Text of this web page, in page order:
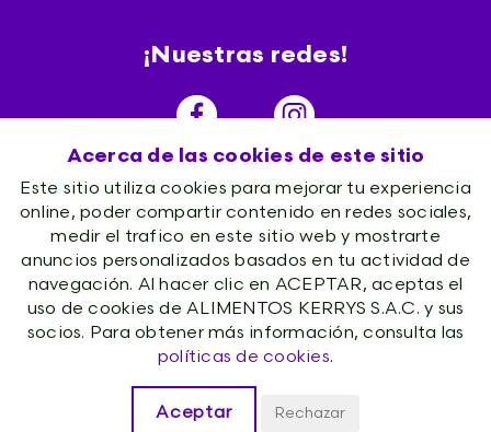
¡Nuestras redes!
Gustozzi 2021 © Todos los derechos
reservados
Acerca de las cookies de este sitio
Este sitio utiliza cookies para mejorar tu experiencia
online, poder compartir contenido en redes sociales,
medir el trafico en este sitio web y mostrarte
anuncios personalizados basados en tu actividad de
navegación. Al hacer clic en ACEPTAR, aceptas el
uso de cookies de ALIMENTOS KERRYS S.A.C. y sus
socios. Para obtener más información, consulta las
políticas de cookies.
Aceptar Rechazar